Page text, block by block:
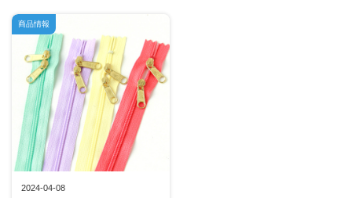
2024-04-08
商品情報